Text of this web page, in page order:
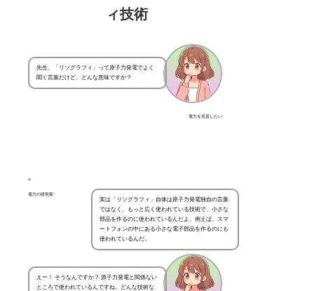
ィ技術
電力を見直したい
先生、「リソグラフィ」って原子力発電でよく
聞く言葉だけど、どんな意味ですか？
電力の研究家
実は「リソグラフィ」自体は原子力発電独自の言葉
ではなく、もっと広く使われている技術で、小さな
部品を作るのに使われているんだよ。例えば、スマ
ートフォンの中にある小さな電子部品を作るのにも
使われているんだ。
えー！ そうなんですか？ 原子力発電と関係ない
ところで使われているんですね。どんな技術な